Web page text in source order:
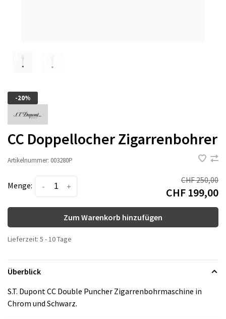
-20%
CC Doppellocher Zigarrenbohrer
Artikelnummer: 003280P
Menge: +
-
CHF 250,00
CHF 199,00
Zum Warenkorb hinzufügen
Lieferzeit: 5 - 10 Tage
Überblick
S.T. Dupont CC Double Puncher Zigarrenbohrmaschine in
Chrom und Schwarz.